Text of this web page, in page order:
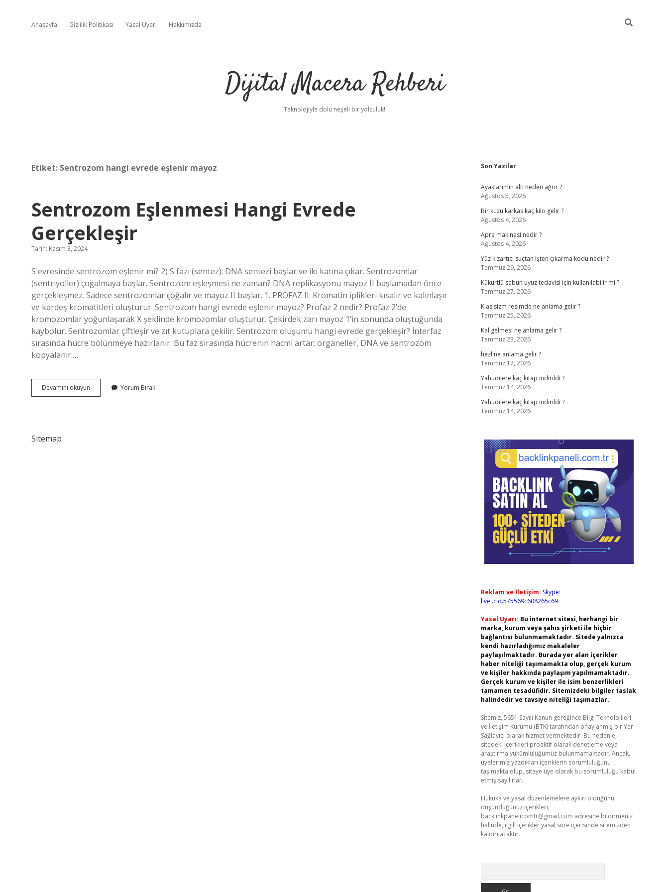
Anasayfa Gizlilik Politikası Yasal Uyarı Hakkımızda
Dijital Macera Rehberi
Teknolojiyle dolu neşeli bir yolculuk!
Etiket: Sentrozom hangi evrede eşlenir mayoz
Sentrozom Eşlenmesi Hangi Evrede
Gerçekleşir
Tarih: Kasım 3, 2024
S evresinde sentrozom eşlenir mi? 2) S fazı (sentez): DNA sentezi başlar ve iki katına çıkar. Sentrozomlar
(sentriyoller) çoğalmaya başlar. Sentrozom eşleşmesi ne zaman? DNA replikasyonu mayoz II başlamadan önce
gerçekleşmez. Sadece sentrozomlar çoğalır ve mayoz II başlar. 1. PROFAZ II: Kromatin iplikleri kısalır ve kalınlaşır
ve kardeş kromatitleri oluşturur. Sentrozom hangi evrede eşlenir mayoz? Profaz 2 nedir? Profaz 2’de
kromozomlar yoğunlaşarak X şeklinde kromozomlar oluşturur. Çekirdek zarı mayoz 1’in sonunda oluştuğunda
kaybolur. Sentrozomlar çiftleşir ve zıt kutuplara çekilir. Sentrozom oluşumu hangi evrede gerçekleşir? İnterfaz
sırasında hücre bölünmeye hazırlanır. Bu faz sırasında hücrenin hacmi artar; organeller, DNA ve sentrozom
kopyalanır.…
Devamını okuyun Sentrozom
Eşlenmesi
Yorum Bırak
Sitemap
Sidebar
Son Yazılar
Ayaklarımın altı neden ağrır ?
Ağustos 5, 2026
Bir kuzu karkas kaç kilo gelir ?
Ağustos 4, 2026
Apre makinesi nedir ?
Ağustos 4, 2026
Yüz kızartıcı suçtan işten çıkarma kodu nedir ?
Temmuz 29, 2026
Kükürtlü sabun uyuz tedavisi için kullanılabilir mi ?
Temmuz 27, 2026
Klasisizm resimde ne anlama gelir ?
Temmuz 25, 2026
Kal gelmesi ne anlama gelir ?
Temmuz 23, 2026
hezl ne anlama gelir ?
Temmuz 17, 2026
Yahudilere kaç kitap indirildi ?
Temmuz 14, 2026
Yahudilere kaç kitap indirildi ?
Temmuz 14, 2026
Reklam ve İletişim: Skype:
live:.cid.575569c608265c69
Yasal Uyarı: Bu internet sitesi, herhangi bir
marka, kurum veya şahıs şirketi ile hiçbir
bağlantısı bulunmamaktadır. Sitede yalnızca
kendi hazırladığımız makaleler
paylaşılmaktadır. Burada yer alan içerikler
haber niteliği taşımamakta olup, gerçek kurum
ve kişiler hakkında paylaşım yapılmamaktadır.
Gerçek kurum ve kişiler ile isim benzerlikleri
tamamen tesadüfidir. Sitemizdeki bilgiler taslak
halindedir ve tavsiye niteliği taşımazlar.
Sitemiz, 5651 Sayılı Kanun gereğince Bilgi Teknolojileri
ve İletişim Kurumu (BTK) tarafından onaylanmış bir Yer
Sağlayıcı olarak hizmet vermektedir. Bu nedenle,
sitedeki içerikleri proaktif olarak denetleme veya
araştırma yükümlülüğümüz bulunmamaktadır. Ancak,
üyelerimiz yazdıkları içeriklerin sorumluluğunu
taşımakta olup, siteye üye olarak bu sorumluluğu kabul
etmiş sayılırlar.
Hukuka ve yasal düzenlemelere aykırı olduğunu
düşündüğünüz içerikleri,
backlinkpanelicomtr@gmail.com adresine bildirmeniz
halinde, ilgili içerikler yasal süre içerisinde sitemizden
kaldırılacaktır.